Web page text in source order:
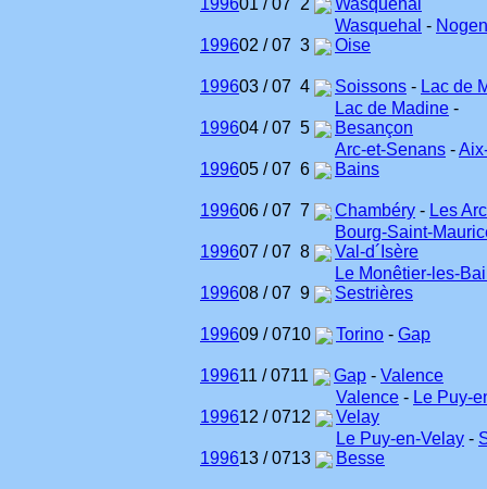
199601 / 07 2
Wasquehal
199602 / 07 3
Wasquehal -
Oise
199603 / 07 4 Soissons - Lac de
199604 / 07 5
Lac de Madine -
Besançon
199605 / 07 6
Arc-et-Senans -
Bains
199606 / 07 7 Chambéry - Les
199607 / 07 8
Bourg-Saint-
Val-d´Isère
199608 / 07 9
Le Monêtier-les-
Sestrières
199609 / 0710 Torino - Gap
199611 / 0711 Gap - Valence
199612 / 0712
Valence - Le Puy-
Velay
199613 / 0713
Le Puy-en-Velay -
Besse